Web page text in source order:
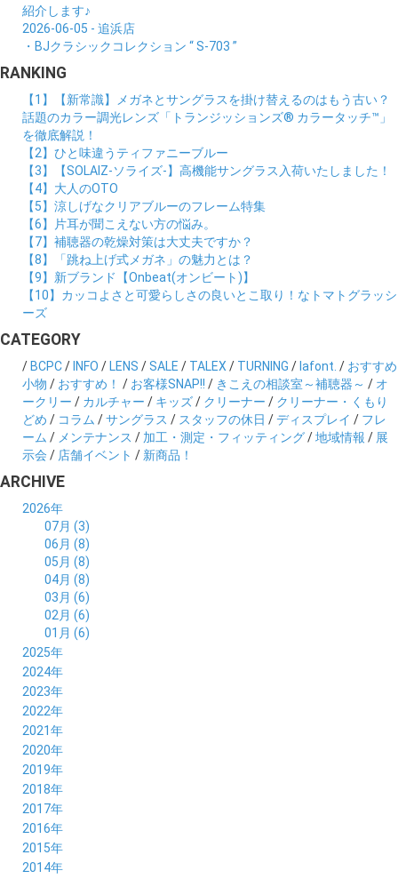
紹介します♪
2026-06-05 - 追浜店
・BJクラシックコレクション “ S-703 ”
RANKING
【1】【新常識】メガネとサングラスを掛け替えるのはもう古い？
話題のカラー調光レンズ「トランジッションズ® カラータッチ™」
を徹底解説！
【2】ひと味違うティファニーブルー
【3】【SOLAIZ-ソライズ-】高機能サングラス入荷いたしました！
【4】大人のOTO
【5】涼しげなクリアブルーのフレーム特集
【6】片耳が聞こえない方の悩み。
【7】補聴器の乾燥対策は大丈夫ですか？
【8】「跳ね上げ式メガネ」の魅力とは？
【9】新ブランド【Onbeat(オンビート)】
【10】カッコよさと可愛らしさの良いとこ取り！なトマトグラッシ
ーズ
CATEGORY
/ BCPC/ INFO / LENS /SALE / TALEX / TURNING / lafont. / おすすめ
小物 / おすすめ！ / お客様SNAP!! / きこえの相談室～補聴器～ / オ
ークリー / カルチャー / キッズ/ クリーナー / クリーナー・くもり
どめ / コラム /サングラス / スタッフの休日 /ディスプレイ / フレ
ーム / メンテナンス / 加工・測定・フィッティング/地域情報 / 展
示会 / 店舗イベント / 新商品！
ARCHIVE
2026年
07月 (3)
06月 (8)
05月 (8)
04月 (8)
03月 (6)
02月 (6)
01月 (6)
2025年
12月 (5)
11月 (3)
10月 (6)
09月 (5)
08月 (6)
07月 (4)
06月 (7)
05月 (6)
04月 (8)
03月 (6)
02月 (5)
01月 (7)
2024年
12月 (4)
11月 (8)
10月 (6)
09月 (7)
08月 (8)
07月 (5)
06月 (6)
05月 (4)
04月 (7)
03月 (6)
02月 (5)
2023年
12月 (3)
11月 (6)
10月 (6)
09月 (6)
08月 (8)
07月 (8)
06月 (8)
05月 (9)
04月 (8)
03月 (8)
2022年
12月 (12)
11月 (6)
10月 (5)
09月 (7)
08月 (5)
07月 (3)
06月 (5)
05月 (7)
04月 (6)
2021年
12月 (5)
11月 (5)
10月 (6)
09月 (5)
08月 (11)
07月 (5)
06月 (6)
05月 (6)
2020年
12月 (3)
11月 (6)
10月 (5)
09月 (8)
08月 (6)
07月 (7)
06月 (6)
2019年
12月 (7)
11月 (4)
10月 (8)
09月 (4)
08月 (7)
07月 (3)
2018年
12月 (8)
11月 (7)
10月 (8)
09月 (5)
08月 (7)
2017年
12月 (6)
11月 (6)
10月 (5)
2016年
12月 (8)
11月 (4)
2015年
12月 (8)
2014年